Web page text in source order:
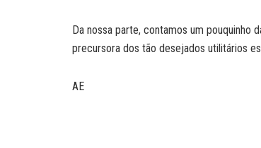
Da nossa parte, contamos um pouquinho
precursora dos tão desejados utilitários
AE